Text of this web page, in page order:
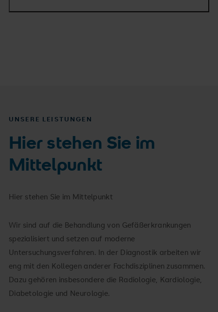
UNSERE LEISTUNGEN
Hier stehen Sie im
Mittelpunkt
Hier stehen Sie im Mittelpunkt
Wir sind auf die Behandlung von Gefäßerkrankungen
spezialisiert und setzen auf moderne
Untersuchungsverfahren. In der Diagnostik arbeiten wir
eng mit den Kollegen anderer Fachdisziplinen zusammen.
Dazu gehören insbesondere die Radiologie, Kardiologie,
Diabetologie und Neurologie.